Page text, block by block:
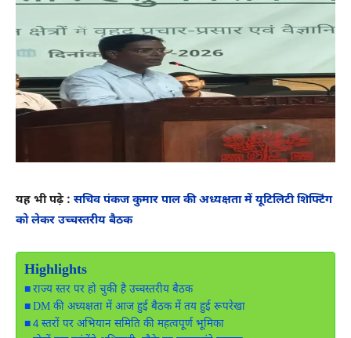
यह भी पढ़े : सचिव पंकज कुमार पाल की अध्यक्षता में यूटिलिटी शिफ्टिंग
को लेकर उच्चस्तरीय बैठक
Highlights
राज्य स्तर पर हो चुकी है उच्चस्तरीय बैठक
DM की अध्यक्षता में आज हुई बैठक में तय हुई रूपरेखा
4 स्तरों पर अभियान समिति की महत्वपूर्ण भूमिका